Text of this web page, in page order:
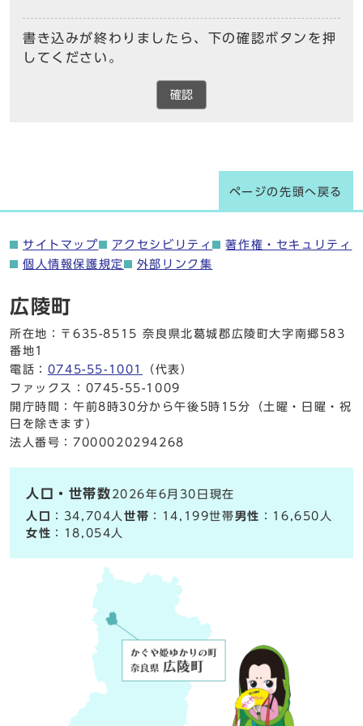
書き込みが終わりましたら、下の確認ボタンを押
してください。
確認
ページの先頭へ戻る
サイトマップ アクセシビリティ
著作権・セキュリティ
個人情報保護規定
外部リンク集
広陵町
所在地：〒635-8515 奈良県北葛城郡広陵町大字南郷583
番地1
電話： 0745-55-1001
（代表）
ファックス：0745-55-1009
開庁時間：午前8時30分から午後5時15分（土曜・日曜・祝
日を除きます）
法人番号：7000020294268
人口・世帯数 2026年6月30日現在
人口
：34,704人世帯 ：14,199世帯男性 ：16,650人
女性 ：18,054人